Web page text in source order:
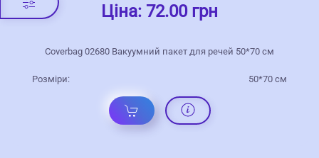
Ціна: 72.00 грн
Coverbag 02680 Вакуумний пакет для речей 50*70 см
Розміри: 50*70 см